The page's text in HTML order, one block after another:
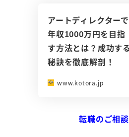
アートディレクターで
年収1000万円を目指
す方法とは？成功する
秘訣を徹底解剖！
www.kotora.jp
転職のご相